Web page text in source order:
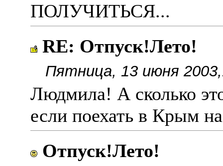
ПОЛУЧИТЬСЯ...
RE: Отпуск!Лето!
Пятница, 13 июня
Людмила! А сколько
если поехать в Крым
Отпуск!Лето!